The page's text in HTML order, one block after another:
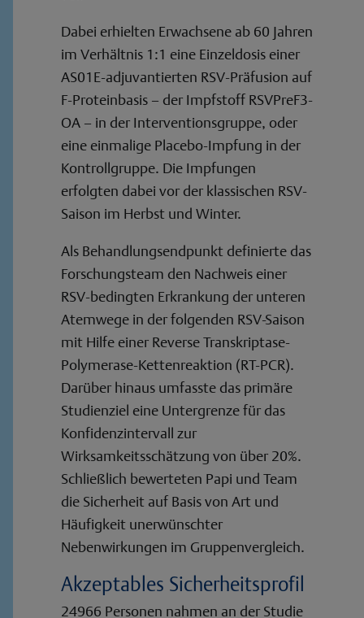
Dabei erhielten Erwachsene ab 60 Jahren
im Verhältnis 1:1 eine Einzeldosis einer
AS01E-adjuvantierten RSV-Präfusion auf
F-Proteinbasis – der Impfstoff RSVPreF3-
OA – in der Interventionsgruppe, oder
eine einmalige Placebo-Impfung in der
Kontrollgruppe. Die Impfungen
erfolgten dabei vor der klassischen RSV-
Saison im Herbst und Winter.
Als Behandlungsendpunkt definierte das
Forschungsteam den Nachweis einer
RSV-bedingten Erkrankung der unteren
Atemwege in der folgenden RSV-Saison
mit Hilfe einer Reverse Transkriptase-
Polymerase-Kettenreaktion (RT-PCR).
Darüber hinaus umfasste das primäre
Studienziel eine Untergrenze für das
Konfidenzintervall zur
Wirksamkeitsschätzung von über 20%.
Schließlich bewerteten Papi und Team
die Sicherheit auf Basis von Art und
Häufigkeit unerwünschter
Nebenwirkungen im Gruppenvergleich.
Akzeptables Sicherheitsprofil
24966 Personen nahmen an der Studie